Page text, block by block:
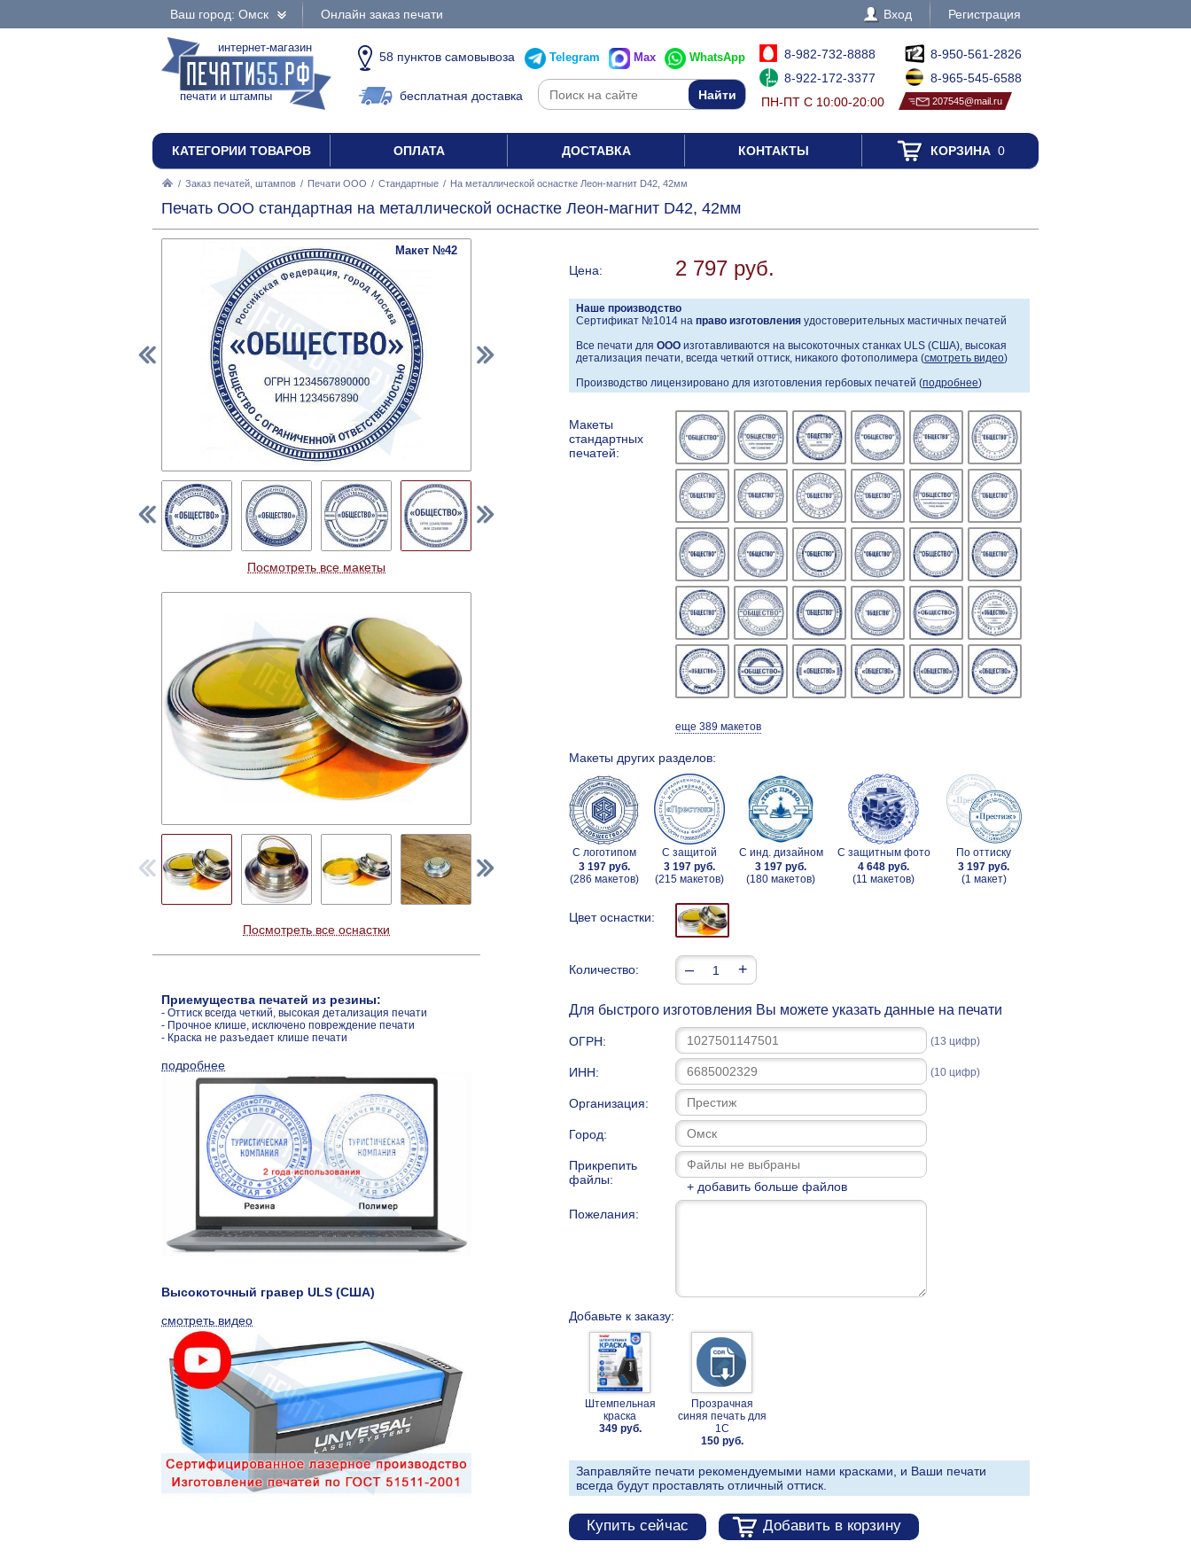
Ваш город: Омск Онлайн заказ печати Вход Регистрация
интернет-магазин
печати и штампы
58 пунктов самовывоза
бесплатная доставка
Telegram Max WhatsApp
8-982-732-8888
8-922-172-3377
ПН-ПТ С 10:00-20:00
8-950-561-2826
8-965-545-6588
207545@mail.ru
КАТЕГОРИИ ТОВАРОВ ОПЛАТА ДОСТАВКА КОНТАКТЫ КОРЗИНА0
/ Заказ печатей, штампов / Печати ООО / Стандартные / На металлической оснастке Леон-магнит D42, 42мм
Печать ООО стандартная на металлической оснастке Леон-магнит D42, 42мм
Цена: 2 797 руб.
Наше производство
Сертификат №1014 на право изготовления удостоверительных мастичных печатей
Все печати для ООО изготавливаются на высокоточных станках ULS (США), высокая
детализация печати, всегда четкий оттиск, никакого фотополимера (смотреть видео)
Производство лицензировано для изготовления гербовых печатей (подробнее)
Макеты
стандартных
печатей:
еще 389 макетов
Макеты других разделов:
С логотипом
3 197 руб.
(286 макетов)
С защитой
3 197 руб.
(215 макетов)
С инд. дизайном
3 197 руб.
(180 макетов)
С защитным фото
4 648 руб.
(11 макетов)
По оттиску
3 197 руб.
(1 макет)
Цвет оснастки:
Количество: – +
Для быстрого изготовления Вы можете указать данные на печати
ОГРН: (13 цифр)
ИНН: (10 цифр)
Организация:
Город:
Прикрепить
файлы:
+ добавить больше файлов
Пожелания:
Добавьте к заказу:
Штемпельная
краска
349 руб.
Прозрачная
синяя печать для
1С
150 руб.
Заправляйте печати рекомендуемыми нами красками, и Ваши печати
всегда будут проставлять отличный оттиск.
Купить сейчас Добавить в корзину
Макет №42
Посмотреть все макеты
Посмотреть все оснастки
Приемущества печатей из резины:
- Оттиск всегда четкий, высокая детализация печати
- Прочное клише, исключено повреждение печати
- Краска не разъедает клише печати
подробнее
Высокоточный гравер ULS (США)
смотреть видео